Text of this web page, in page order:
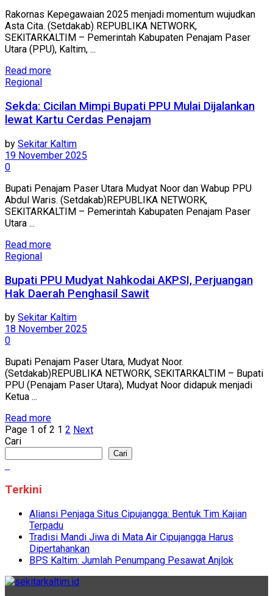
Rakornas Kepegawaian 2025 menjadi momentum wujudkan
Asta Cita. (Setdakab) REPUBLIKA NETWORK,
SEKITARKALTIM – Pemerintah Kabupaten Penajam Paser
Utara (PPU), Kaltim, ...
Read more
Regional
Sekda: Cicilan Mimpi Bupati PPU Mulai Dijalankan
lewat Kartu Cerdas Penajam
by Sekitar Kaltim
19 November 2025
0
Bupati Penajam Paser Utara Mudyat Noor dan Wabup PPU
Abdul Waris. (Setdakab)REPUBLIKA NETWORK,
SEKITARKALTIM – Pemerintah Kabupaten Penajam Paser
Utara ...
Read more
Regional
Bupati PPU Mudyat Nahkodai AKPSI, Perjuangan
Hak Daerah Penghasil Sawit
by Sekitar Kaltim
18 November 2025
0
Bupati Penajam Paser Utara, Mudyat Noor.
(Setdakab)REPUBLIKA NETWORK, SEKITARKALTIM – Bupati
PPU (Penajam Paser Utara), Mudyat Noor didapuk menjadi
Ketua ...
Read more
Page 1 of 2 1 2 Next
Cari
Cari
Terkini
Aliansi Penjaga Situs Cipujangga: Bentuk Tim Kajian
Terpadu
Tradisi Mandi Jiwa di Mata Air Cipujangga Harus
Dipertahankan
BPS Kaltim: Jumlah Penumpang Pesawat Anjlok